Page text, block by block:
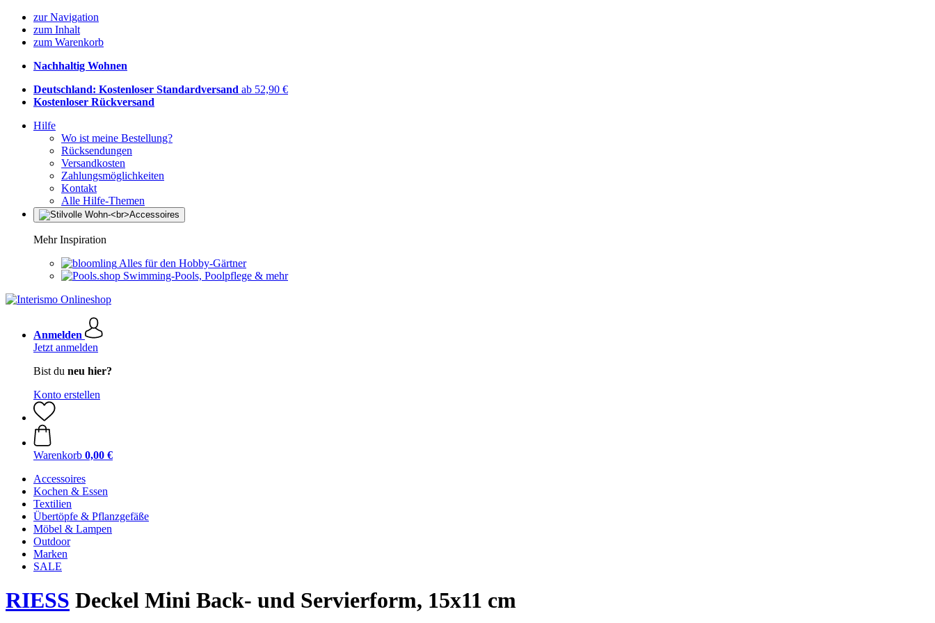
zur Navigation
zum Inhalt
zum Warenkorb
Nachhaltig Wohnen
Deutschland: Kostenloser Standardversand ab 52,90 €
Kostenloser Rückversand
Hilfe
Wo ist meine Bestellung?
Rücksendungen
Versandkosten
Zahlungsmöglichkeiten
Kontakt
Alle Hilfe-Themen
Mehr Inspiration
Alles für den Hobby-Gärtner
Swimming-Pools, Poolpflege & mehr
Anmelden
Jetzt anmelden
Bist du neu hier?
Konto erstellen
Warenkorb 0,00 €
Accessoires
Kochen & Essen
Textilien
Übertöpfe & Pflanzgefäße
Möbel & Lampen
Outdoor
Marken
SALE
RIESS Deckel Mini Back- und Servierform, 15x11 cm